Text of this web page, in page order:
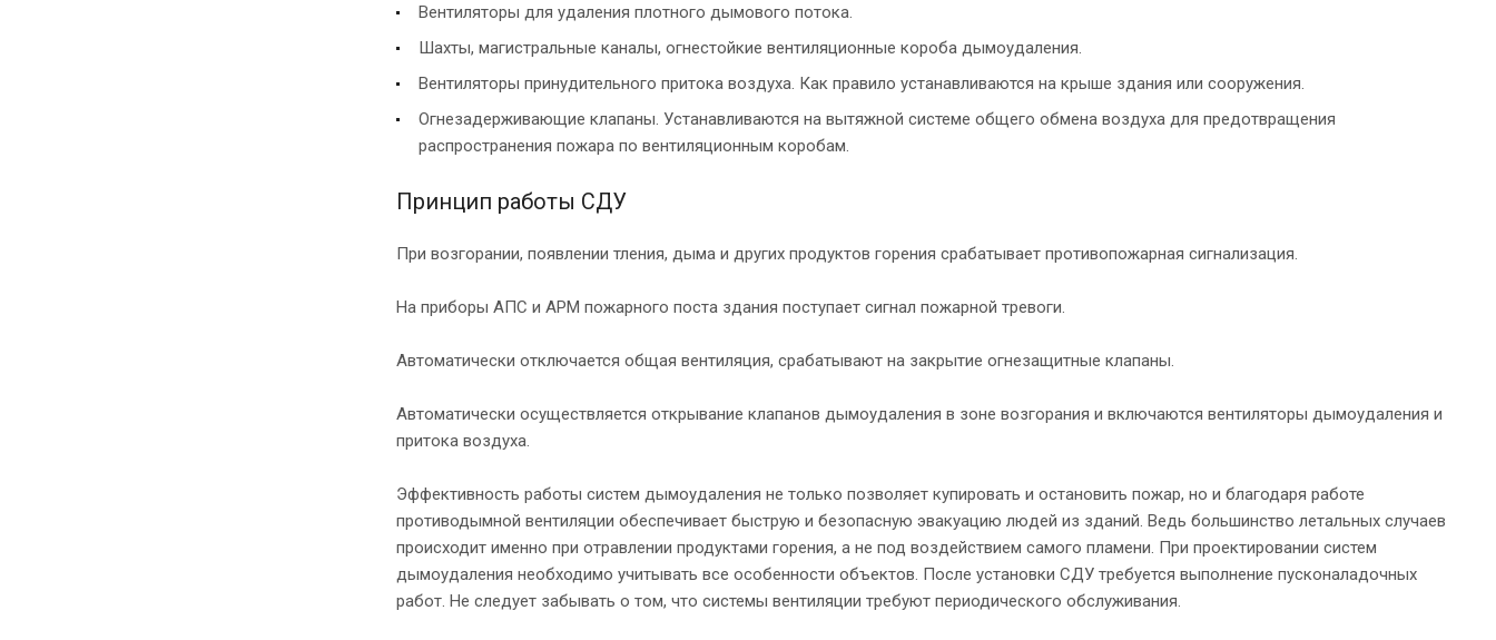
Вентиляторы для удаления плотного дымового потока.
Шахты, магистральные каналы, огнестойкие вентиляционные короба дымоудаления.
Вентиляторы принудительного притока воздуха. Как правило устанавливаются на крыше здания или сооружения.
Огнезадерживающие клапаны. Устанавливаются на вытяжной системе общего обмена воздуха для предотвращения
распространения пожара по вентиляционным коробам.
Принцип работы СДУ
При возгорании, появлении тления, дыма и других продуктов горения срабатывает противопожарная сигнализация.
На приборы АПС и АРМ пожарного поста здания поступает сигнал пожарной тревоги.
Автоматически отключается общая вентиляция, срабатывают на закрытие огнезащитные клапаны.
Автоматически осуществляется открывание клапанов дымоудаления в зоне возгорания и включаются вентиляторы дымоудаления и
притока воздуха.
Эффективность работы систем дымоудаления не только позволяет купировать и остановить пожар, но и благодаря работе
противодымной вентиляции обеспечивает быструю и безопасную эвакуацию людей из зданий. Ведь большинство летальных случаев
происходит именно при отравлении продуктами горения, а не под воздействием самого пламени. При проектировании систем
дымоудаления необходимо учитывать все особенности объектов. После установки СДУ требуется выполнение пусконаладочных
работ. Не следует забывать о том, что системы вентиляции требуют периодического обслуживания.